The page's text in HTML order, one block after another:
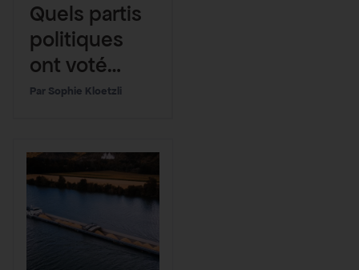
Quels partis
politiques
ont voté
pour la lutte
Sophie Kloetzli